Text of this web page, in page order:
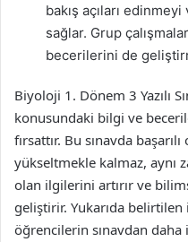
bakış açıları
sağlar. Grup
becerilerini de
Biyoloji 1. Dönem 3 Yazılı
konusundaki bilgi ve
fırsattır. Bu sınavda
yükseltmekle kalmaz, aynı
olan ilgilerini artırır ve
geliştirir. Yukarıda belirtilen
öğrencilerin sınavdan daha